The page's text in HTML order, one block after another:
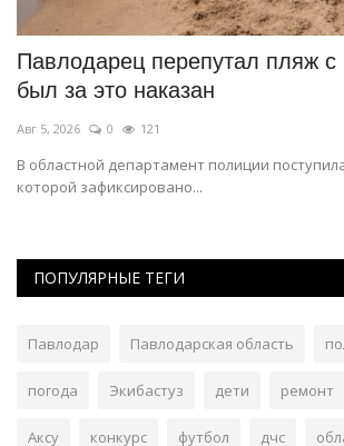
Павлодарец перепутал пляж с
был за это наказан
Авг 5, 2026 0 121
В областной департамент полиции
которой зафиксировано...
ПОПУЛЯРНЫЕ ТЕГИ
Павлодар Павлодарская область
погода Экибастуз дети ремонт
Аксу конкурс футбол дчс